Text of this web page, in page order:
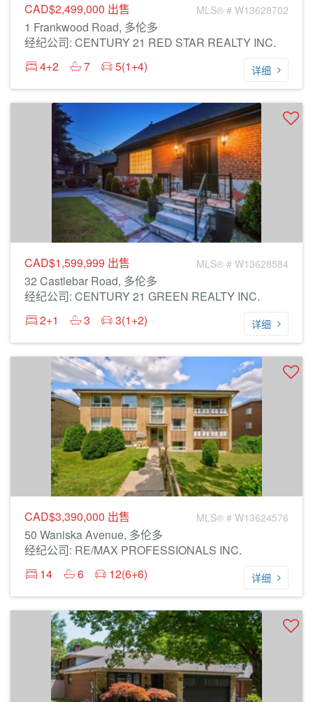
CAD$2,499,000 出售 MLS® # W13628702
1 Frankwood Road, 多伦多
经纪公司: CENTURY 21 RED STAR REALTY INC.
4+2
7 5(1+4) 详细
CAD$1,599,999 出售 MLS® # W13628584
32 Castlebar Road, 多伦多
经纪公司: CENTURY 21 GREEN REALTY INC.
2+1
3 3(1+2) 详细
CAD$3,390,000 出售 MLS® # W13624576
50 Waniska Avenue, 多伦多
经纪公司: RE/MAX PROFESSIONALS INC.
14
6 12(6+6) 详细